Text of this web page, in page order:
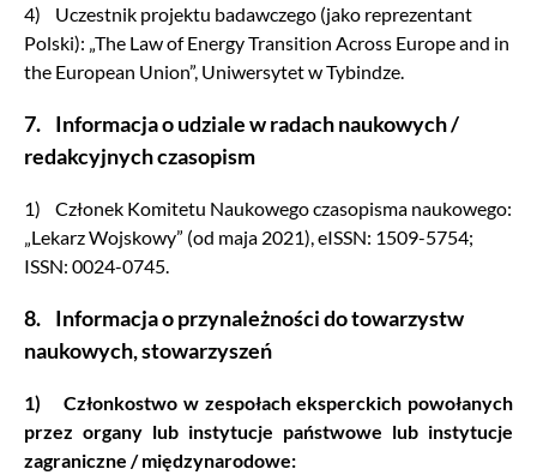
4) Uczestnik projektu badawczego (jako reprezentant
Polski): „The Law of Energy Transition Across Europe and in
the European Union”, Uniwersytet w Tybindze.
7. Informacja o udziale w radach naukowych /
redakcyjnych czasopism
1) Członek Komitetu Naukowego czasopisma naukowego:
„Lekarz Wojskowy” (od maja 2021), eISSN: 1509-5754;
ISSN: 0024-0745.
8. Informacja o przynależności do towarzystw
naukowych, stowarzyszeń
1)
Członkostwo w zespołach eksperckich powołanych
przez organy lub instytucje państwowe lub instytucje
zagraniczne / międzynarodowe: